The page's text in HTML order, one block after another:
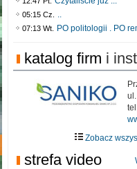
05:15 Cz. ..
07:13 Wt. PO politologii . PO
katalog firm i
Zobacz
strefa video